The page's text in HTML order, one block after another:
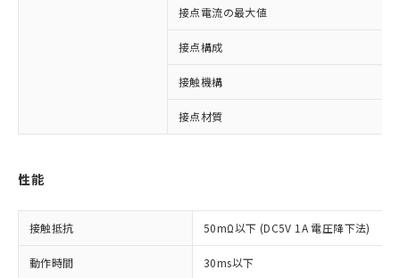
接点電流の最大値
接点構成
接触機構
接点材質
性能
接触抵抗 50mΩ以下 (DC5V 1A 電圧降下法)
動作時間 30ms以下
非含有に対応した製品が提供可能な商品で
す。
対応予定：EU RoHS指令（10物質）の非含
有に対応した製品に切り替える予定のある